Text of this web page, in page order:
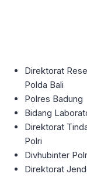
Direktorat
Polda Bali
Polres Badung
Bidang
Direktorat
Polri
Divhubinter
Direktorat